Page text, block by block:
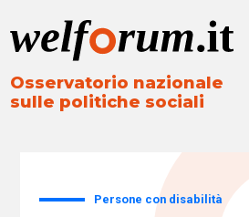
Osservatorio nazionale
sulle politiche sociali
Persone con disabilità